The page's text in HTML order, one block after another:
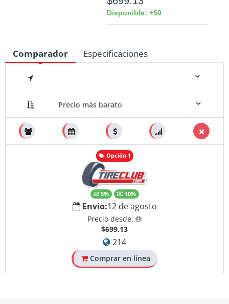
Disponible: +50
Medidas
Comparador Especificaciones
Opción 1
5% 10%
Envio:12 de agosto
Precio desde:
$699.13
214
Comprar en línea